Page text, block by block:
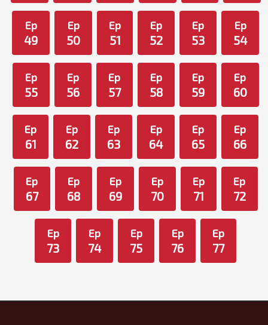
Ep
49
Ep
50
Ep
51
Ep
52
Ep
53
Ep
54
Ep
55
Ep
56
Ep
57
Ep
58
Ep
59
Ep
60
Ep
61
Ep
62
Ep
63
Ep
64
Ep
65
Ep
66
Ep
67
Ep
68
Ep
69
Ep
70
Ep
71
Ep
72
Ep
73
Ep
74
Ep
75
Ep
76
Ep
77